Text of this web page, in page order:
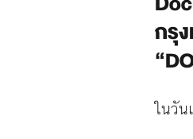
กรุ
ในวั